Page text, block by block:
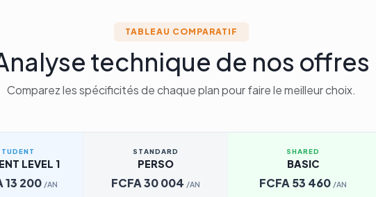
TABLEAU COMPARATIF
technique de nos offres
Comparez les spécificités de chaque plan pour faire le meilleur choix.
LEVEL 1
13 200 /AN
STANDARD
PERSO
FCFA 30 004 /AN
SHARED
BASIC
FCFA 53 460 /AN